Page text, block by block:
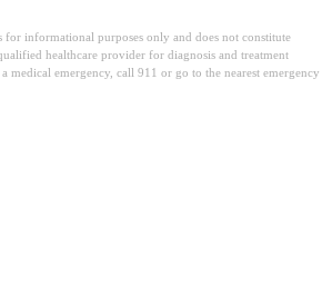
for informational purposes only and does not constitute
healthcare provider for diagnosis and treatment
medical emergency, call 911 or go to the nearest emergency